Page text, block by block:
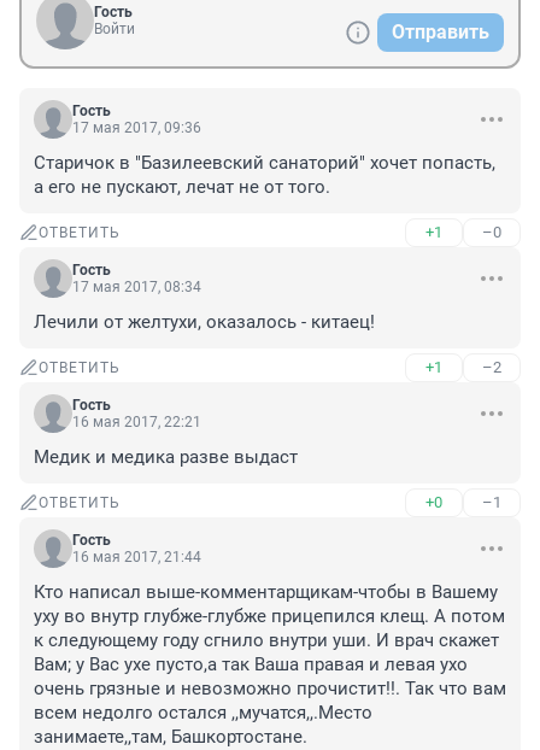
Гость
Войти
Отправить
Гость
17 мая 2017, 09:36
Старичок в "Базилеевский санаторий" хочет попасть,
а его не пускают, лечат не от того.
ОТВЕТИТЬ +1 –0
Гость
17 мая 2017, 08:34
Лечили от желтухи, оказалось - китаец!
ОТВЕТИТЬ +1 –2
Гость
16 мая 2017, 22:21
Медик и медика разве выдаст
ОТВЕТИТЬ +0 –1
Гость
16 мая 2017, 21:44
Кто написал выше-комментарщикам-чтобы в Вашему
уху во внутр глубже-глубже прицепился клещ. А потом
к следующему году сгнило внутри уши. И врач скажет
Вам; у Вас ухе пусто,а так Ваша правая и левая ухо
очень грязные и невозможно прочистит!!. Так что вам
всем недолго остался ,,мучатся,,.Место
занимаете,,там, Башкортостане.